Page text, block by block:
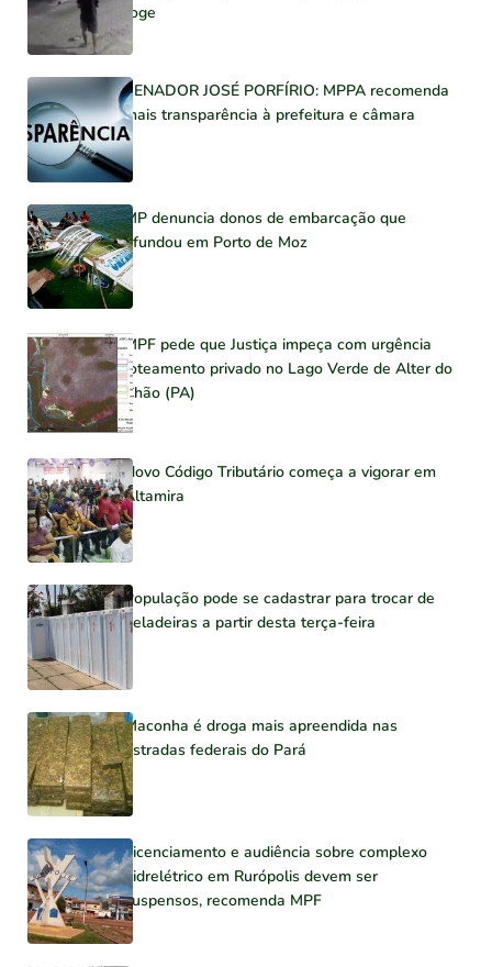
foge
SENADOR JOSÉ PORFÍRIO: MPPA recomenda
mais transparência à prefeitura e câmara
MP denuncia donos de embarcação que
afundou em Porto de Moz
MPF pede que Justiça impeça com urgência
loteamento privado no Lago Verde de Alter do
Chão (PA)
Novo Código Tributário começa a vigorar em
Altamira
População pode se cadastrar para trocar de
geladeiras a partir desta terça-feira
Maconha é droga mais apreendida nas
estradas federais do Pará
Licenciamento e audiência sobre complexo
hidrelétrico em Rurópolis devem ser
suspensos, recomenda MPF